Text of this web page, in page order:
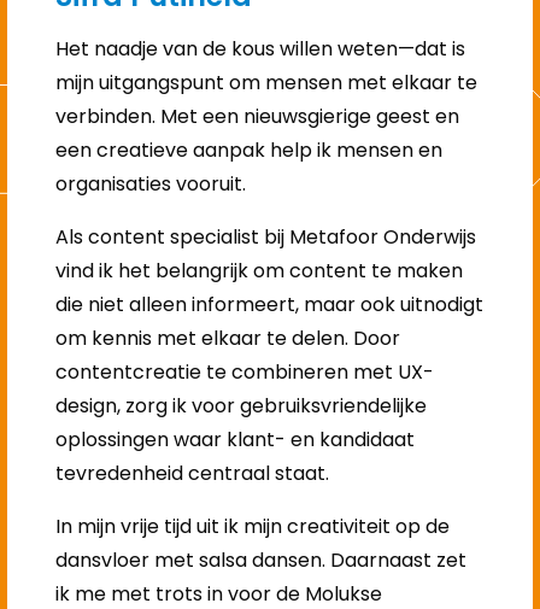
Het naadje van de kous willen weten—dat is
mijn uitgangspunt om mensen met elkaar te
verbinden. Met een nieuwsgierige geest en
een creatieve aanpak help ik mensen en
organisaties vooruit.
Als content specialist bij Metafoor Onderwijs
vind ik het belangrijk om content te maken
die niet alleen informeert, maar ook uitnodigt
om kennis met elkaar te delen. Door
contentcreatie te combineren met UX-
design, zorg ik voor gebruiksvriendelijke
oplossingen waar klant- en kandidaat
tevredenheid centraal staat.
In mijn vrije tijd uit ik mijn creativiteit op de
dansvloer met salsa dansen. Daarnaast zet
ik me met trots in voor de Molukse